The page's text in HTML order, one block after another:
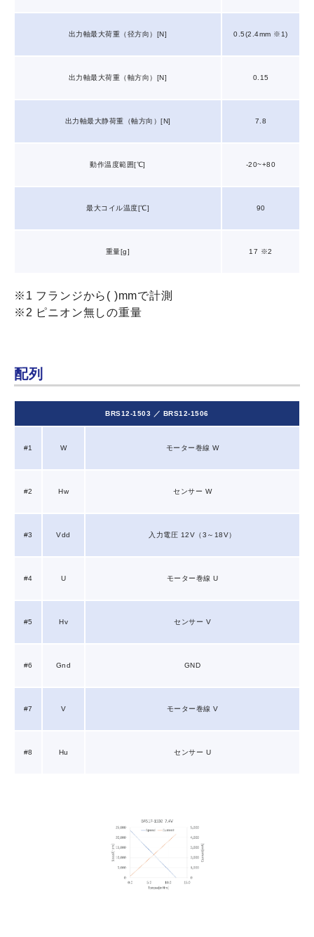
出力軸最大荷重（径方向）[N] 0.5(2.4mm ※1)
出力軸最大荷重（軸方向）[N] 0.15
出力軸最大静荷重（軸方向）[N] 7.8
動作温度範囲[℃] -20~+80
最大コイル温度[℃] 90
重量[g] 17 ※2
※1 フランジから( )mmで計測
※2 ピニオン無しの重量
配列
BRS12-1503 ／ BRS12-1506
#1 W モーター巻線 W
#2 Hw センサー W
#3 Vdd 入力電圧 12V（3～18V）
#4 U モーター巻線 U
#5 Hv センサー V
#6 Gnd GND
#7 V モーター巻線 V
#8 Hu センサー U